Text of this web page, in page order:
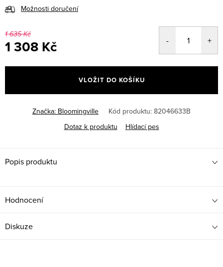
Možnosti doručení
1 635 Kč
1 308 Kč
cena:
VLOŽIT DO KOŠÍKU
Značka: Bloomingville Kód produktu: 82046633B
Dotaz k produktu
Hlídací pes
Popis produktu
Hodnocení
Diskuze